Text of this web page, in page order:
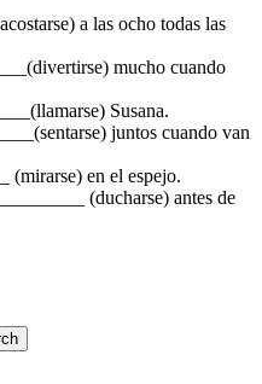
a las ocho todas las
mucho cuando
Susana.
juntos cuando van
(mirarse) en el espejo.
(ducharse) antes de